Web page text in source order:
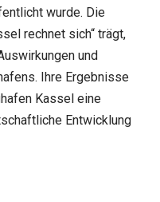
wurde. Die
rechnet sich“ trägt,
und
Ihre Ergebnisse
Kassel eine
Entwicklung